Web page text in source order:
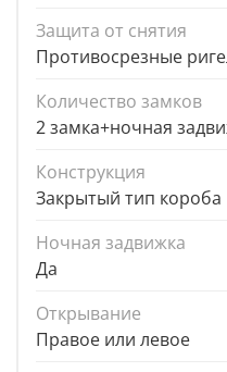
Защита от снятия
Противосрезные
Количество замков
2 замка+ночная
Конструкция
Закрытый тип короба
Ночная задвижка
Да
Открывание
Правое или левое